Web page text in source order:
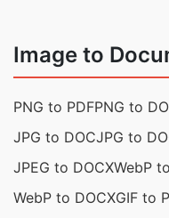
Image to
PNG to PDFPNG to
JPG to DOCJPG to
JPEG to DOCXWebP
WebP to DOCXGIF to